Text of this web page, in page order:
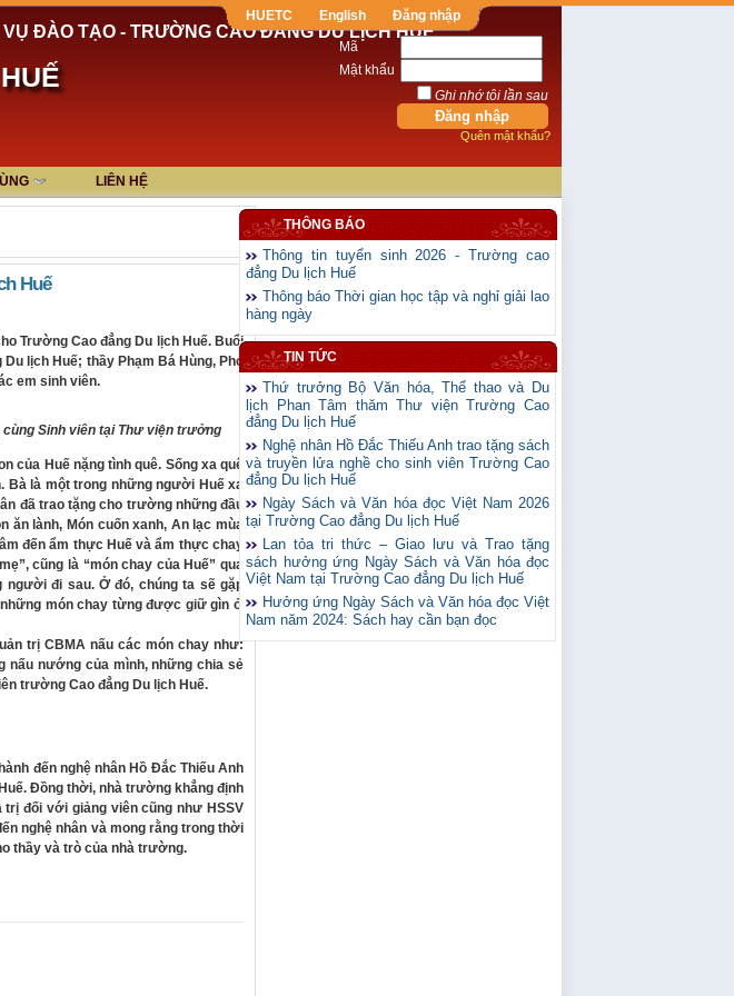
HUETC English Đăng nhập
ĐÀO TẠO - TRƯỜNG CAO ĐẲNG DU LỊCH HUẾ
Mã
Mật khẩu
Ghi nhớ tôi lần sau
Quên mật khẩu?
LIÊN HỆ
Huế
Trường Cao đẳng Du lịch Huế. Buổi
lịch Huế; thầy Phạm Bá Hùng, Phó
em sinh viên.
Sinh viên tại Thư viện trưởng
Huế nặng tình quê. Sống xa quê
Bà là một trong những người Huế xa
đã trao tặng cho trường những đầu
lành, Món cuốn xanh, An lạc mùa
đến ẩm thực Huế và ẩm thực chay
cũng là “món chay của Huế” qua
đi sau. Ở đó, chúng ta sẽ gặp
món chay từng được giữ gìn ở
trị CBMA nấu các món chay như:
nấu nướng của mình, những chia sẻ
trường Cao đẳng Du lịch Huế.
đến nghệ nhân Hồ Đắc Thiếu Anh
Đồng thời, nhà trường khẳng định
đối với giảng viên cũng như HSSV
nghệ nhân và mong rằng trong thời
thầy và trò của nhà trường.
THÔNG BÁO
Thông tin tuyển sinh 2026 - Trường cao
đẳng Du lịch Huế
Thông báo Thời gian học tập và nghỉ giải lao
hàng ngày
TIN TỨC
Thứ trưởng Bộ Văn hóa, Thể thao và Du
lịch Phan Tâm thăm Thư viện Trường Cao
đẳng Du lịch Huế
Nghệ nhân Hồ Đắc Thiếu Anh trao tặng sách
và truyền lửa nghề cho sinh viên Trường Cao
đẳng Du lịch Huế
Ngày Sách và Văn hóa đọc Việt Nam 2026
tại Trường Cao đẳng Du lịch Huế
Lan tỏa tri thức – Giao lưu và Trao tặng
sách hưởng ứng Ngày Sách và Văn hóa đọc
Việt Nam tại Trường Cao đẳng Du lịch Huế
Hưởng ứng Ngày Sách và Văn hóa đọc Việt
Nam năm 2024: Sách hay cần bạn đọc